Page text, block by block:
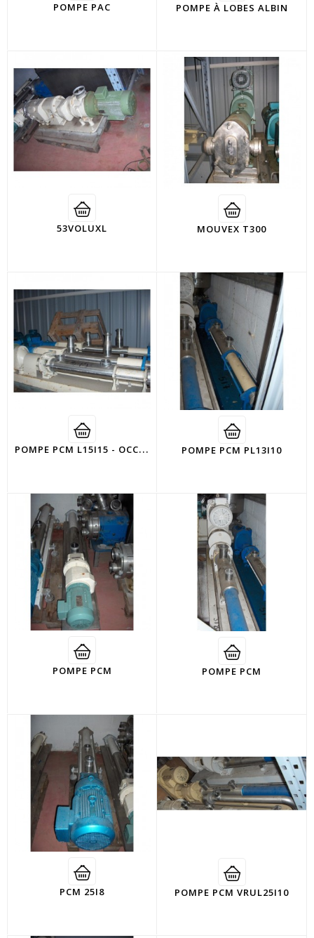
POMPE PAC POMPE À LOBES ALBIN
53VOLUXL MOUVEX T300
P
OMPE PCM L15I15 - OCCASION2000 POMPE PCM PL13I10
POMPE PCM POMPE PCM
PCM 25I8 POMPE PCM VRUL25I10